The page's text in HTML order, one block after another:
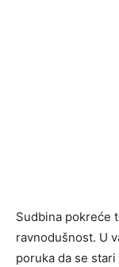
Sudbina pokreće
ravnodušnost. U
poruka da se